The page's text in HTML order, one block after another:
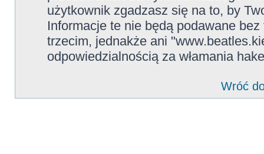
użytkownik zgadzasz się na to, by
Informacje te nie będą podawane
trzecim, jednakże ani
odpowiedzialnością za włamania
Wróć